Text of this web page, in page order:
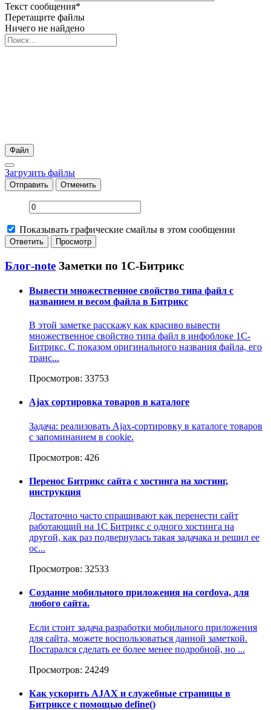
Текст сообщения*
Перетащите файлы
Ничего не найдено
Файл
Загрузить файлы
Отправить Отменить
Показывать графические смайлы в этом сообщении
Блог-note Заметки по 1С-Битрикс
Вывести множественное свойство типа файл с
названием и весом файла в Битрикс
В этой заметке расскажу как красиво вывести
множественное свойство типа файл в инфоблоке 1С-
Битрикс. С показом оригинального названия файла, его
транс...
Просмотров: 33753
Ajax сортировка товаров в каталоге
Задача: реализовать Ajax-сортировку в каталоге товаров
с запоминанием в cookie.
Просмотров: 426
Перенос Битрикс сайта с хостинга на хостинг,
инструкция
Достаточно часто спрашивают как перенести сайт
работающий на 1С Битрикс с одного хостинга на
другой, как раз подвернулась такая задачака и решил ее
ос...
Просмотров: 32533
Создание мобильного приложения на cordova, для
любого сайта.
Если стоит задача разработки мобильного приложения
для сайта, можете воспользоваться данной заметкой.
Постарался сделать ее более менее подробной, но ...
Просмотров: 24249
Как ускорить AJAX и служебные страницы в
Битриксе с помощью define()